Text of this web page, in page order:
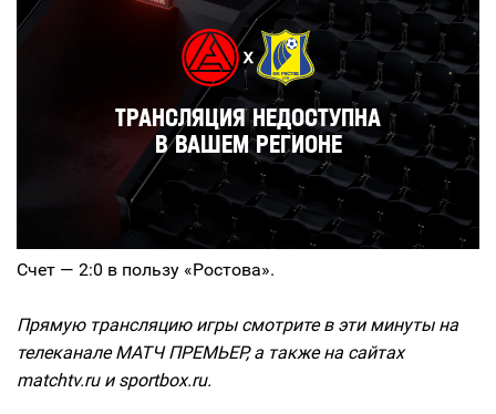
Счет — 2:0 в пользу «Ростова».
Прямую трансляцию игры смотрите в эти минуты на
телеканале МАТЧ ПРЕМЬЕР, а также на сайтах
matchtv.ru и sportbox.ru.